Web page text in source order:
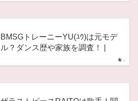
–
BMSGトレーニーYU(ﾕｳ)は元モデ
ル？ダンス歴や家族を調査！ |